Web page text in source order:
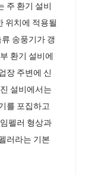
주 환기 설비
위치에 적용될
송풍기가 갱
환기 설비에
장 주변에 신
설비에서는
를 포집하고
펠러 형상과
러라는 기본